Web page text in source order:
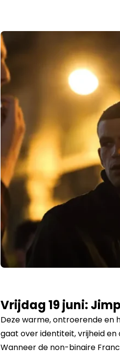
Vrijdag 19 juni:
Deze warme, ontroerende en
gaat over identiteit, vrijheid en
Wanneer de non-binaire